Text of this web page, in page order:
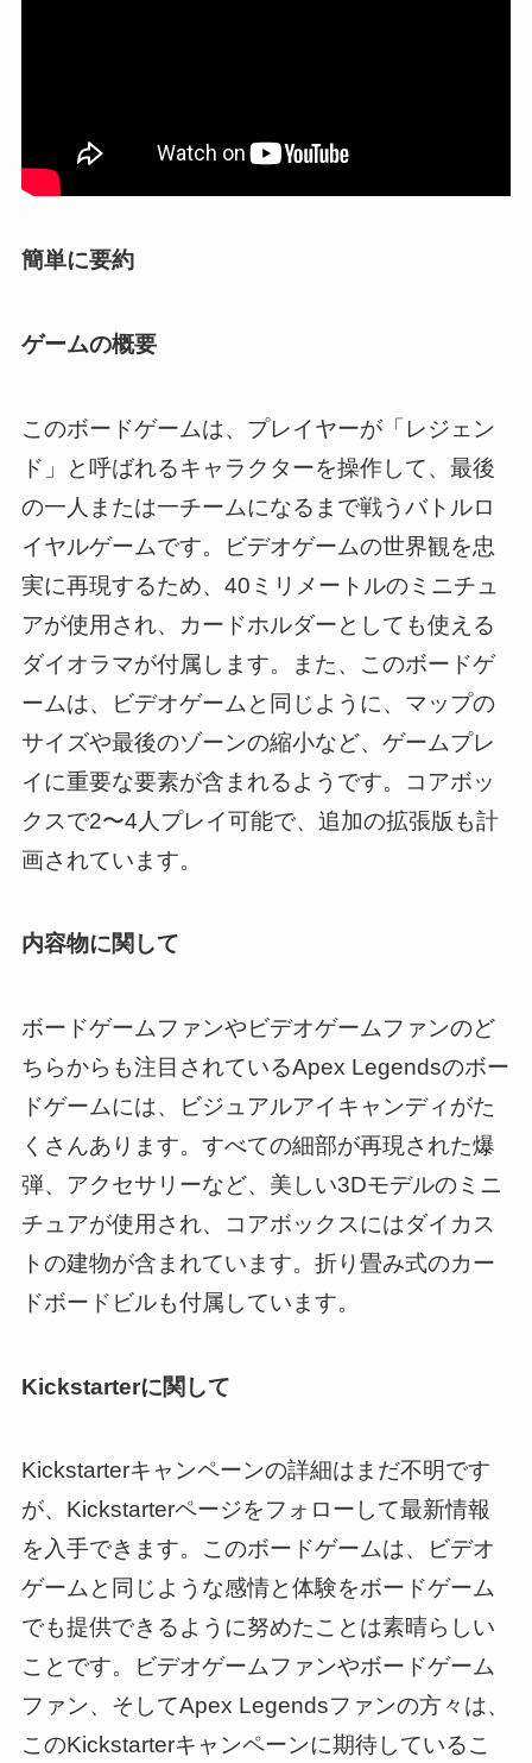
簡単に要約
ゲームの概要
このボードゲームは、プレイヤーが「レジェン
ド」と呼ばれるキャラクターを操作して、最後
の一人または一チームになるまで戦うバトルロ
イヤルゲームです。ビデオゲームの世界観を忠
実に再現するため、40ミリメートルのミニチュ
アが使用され、カードホルダーとしても使える
ダイオラマが付属します。また、このボードゲ
ームは、ビデオゲームと同じように、マップの
サイズや最後のゾーンの縮小など、ゲームプレ
イに重要な要素が含まれるようです。コアボッ
クスで2〜4人プレイ可能で、追加の拡張版も計
画されています。
内容物に関して
ボードゲームファンやビデオゲームファンのど
ちらからも注目されているApex Legendsのボー
ドゲームには、ビジュアルアイキャンディがた
くさんあります。すべての細部が再現された爆
弾、アクセサリーなど、美しい3Dモデルのミニ
チュアが使用され、コアボックスにはダイカス
トの建物が含まれています。折り畳み式のカー
ドボードビルも付属しています。
Kickstarterに関して
Kickstarterキャンペーンの詳細はまだ不明です
が、Kickstarterページをフォローして最新情報
を入手できます。このボードゲームは、ビデオ
ゲームと同じような感情と体験をボードゲーム
でも提供できるように努めたことは素晴らしい
ことです。ビデオゲームファンやボードゲーム
ファン、そしてApex Legendsファンの方々は、
このKickstarterキャンペーンに期待しているこ